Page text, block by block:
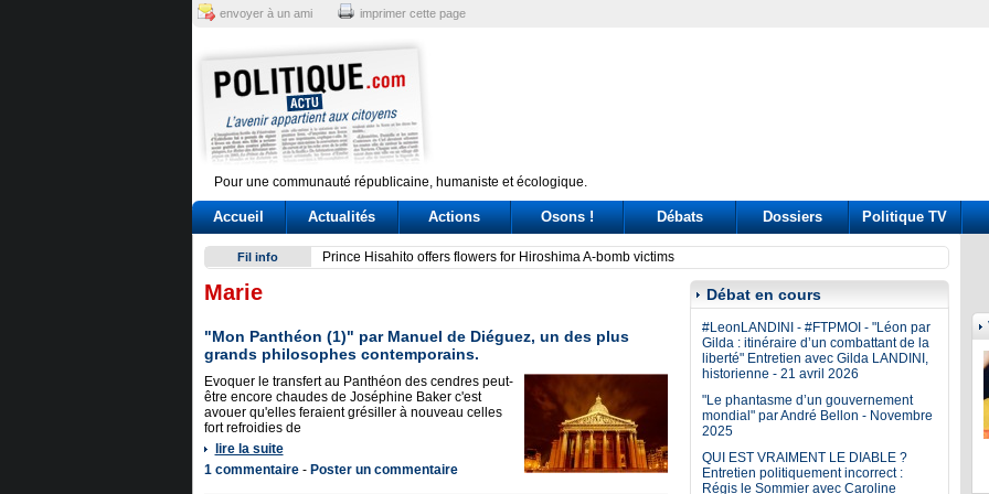
envoyer à un ami imprimer cette page
Pour une communauté républicaine, humaniste et écologique.
Accueil Actualités Actions Osons ! Débats Dossiers Politique TV
Fil info Conte e l'audizione in Commissione Covid: tre ore di «arringa» piene di messaggi (a destra e a sinistra)
Marie
"Mon Panthéon (1)" par Manuel de Diéguez, un des plus
grands philosophes contemporains.
Evoquer le transfert au Panthéon des cendres peut-
être encore chaudes de Joséphine Baker c'est
avouer qu'elles feraient grésiller à nouveau celles
fort refroidies de
lire la suite
1 commentaire- Poster un commentaire
Débat en cours
#LeonLANDINI - #FTPMOI - "Léon par
Gilda : itinéraire d’un combattant de la
liberté" Entretien avec Gilda LANDINI,
historienne - 21 avril 2026
"Le phantasme d’un gouvernement
mondial" par André Bellon - Novembre
2025
QUI EST VRAIMENT LE DIABLE ?
Entretien politiquement incorrect :
Régis le Sommier avec Caroline